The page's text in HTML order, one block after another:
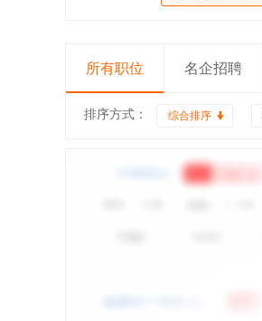
所有职位 名企招聘
排序方式： 综合排序